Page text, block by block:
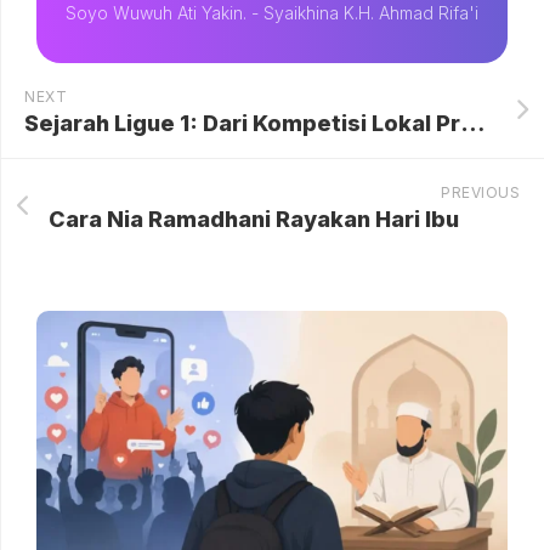
Soyo Wuwuh Ati Yakin. - Syaikhina K.H. Ahmad Rifa'i
NEXT
Sejarah Ligue 1: Dari Kompetisi Lokal Prancis hingga Kekuatan Sepakbola Eropa
PREVIOUS
Cara Nia Ramadhani Rayakan Hari Ibu